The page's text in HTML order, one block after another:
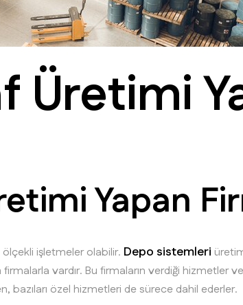
Üretimi
Yapan
işletmeler olabilir. Depo sistemleri
vardır. Bu firmaların verdiği hizmetler
bazıları özel hizmetleri de sürece dahil ederler.